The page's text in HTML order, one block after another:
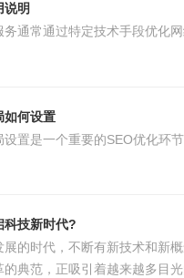
说明
通常通过特定技术手段优化
如何设置
置是一个重要的SEO优化环
科技新时代?
的时代，不断有新技术和新
典范，正吸引着越来越多目